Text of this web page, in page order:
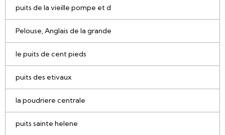
puits de la vieille pompe et d
Pelouse, Anglais de la grande
le puits de cent pieds
puits des etivaux
la poudriere centrale
puits sainte helene